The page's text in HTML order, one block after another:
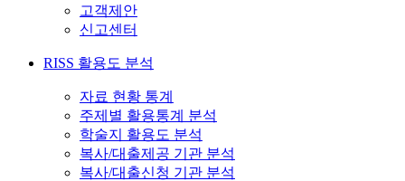
고객제안
신고센터
RISS 활용도 분석
자료 현황 통계
주제별 활용통계 분석
학술지 활용도 분석
복사/대출제공 기관 분석
복사/대출신청 기관 분석